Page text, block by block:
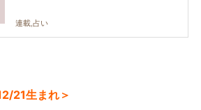
連載,占い
21生まれ＞